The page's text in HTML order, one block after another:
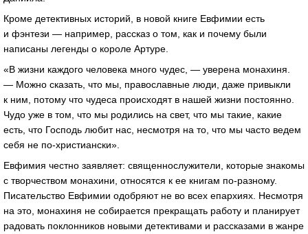
Кроме детективных историй, в новой книге Евфимии есть
и фэнтези — например, рассказ о том, как и почему были
написаны легенды о короле Артуре.
«В жизни каждого человека много чудес, — уверена монахиня.
— Можно сказать, что мы, православные люди, даже привыкли
к ним, потому что чудеса происходят в нашей жизни постоянно.
Чудо уже в том, что мы родились на свет, что мы такие, какие
есть, что Господь любит нас, несмотря на то, что мы часто ведем
себя не по-христиански».
Евфимия честно заявляет: священнослужители, которые знакомы
с творчеством монахини, относятся к ее книгам по-разному.
Писательство Евфимии одобряют не во всех епархиях. Несмотря
на это, монахиня не собирается прекращать работу и планирует
радовать поклонников новыми детективами и рассказами в жанре